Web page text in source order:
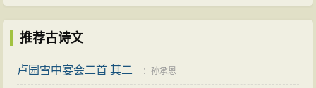
推荐古诗文
卢园雪中宴会二首 其二 ：孙承恩